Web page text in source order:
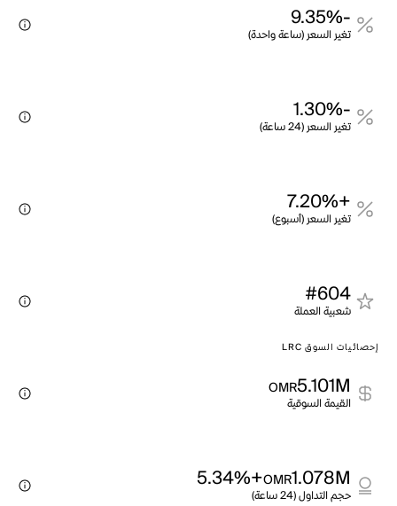
-9.35%
تغير السعر (ساعة واحدة)
-1.30%
تغير السعر (24 ساعة)
+7.20%
تغير السعر (أسبوع)
#604
شعبية العملة
إحصائيات السوق LRC
5.101M
OMR
القيمة السوقية
1.078M
OMR
+5.34%
حجم التداول (24 ساعة)